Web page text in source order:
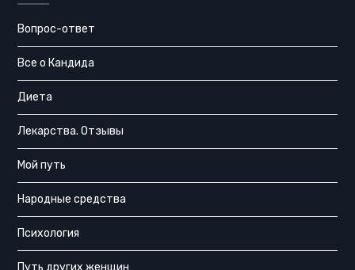
Вопрос-ответ
Все о Кандида
Диета
Лекарства. Отзывы
Мой путь
Народные средства
Психология
Путь других женщин